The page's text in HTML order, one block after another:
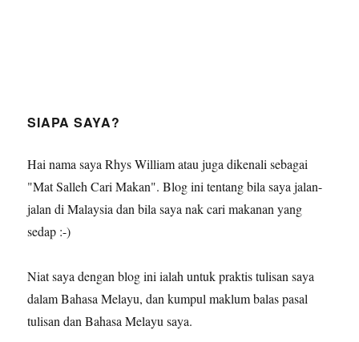
SIAPA SAYA?
Hai nama saya Rhys William atau juga dikenali sebagai
"Mat Salleh Cari Makan". Blog ini tentang bila saya jalan-
jalan di Malaysia dan bila saya nak cari makanan yang
sedap :-)
Niat saya dengan blog ini ialah untuk praktis tulisan saya
dalam Bahasa Melayu, dan kumpul maklum balas pasal
tulisan dan Bahasa Melayu saya.